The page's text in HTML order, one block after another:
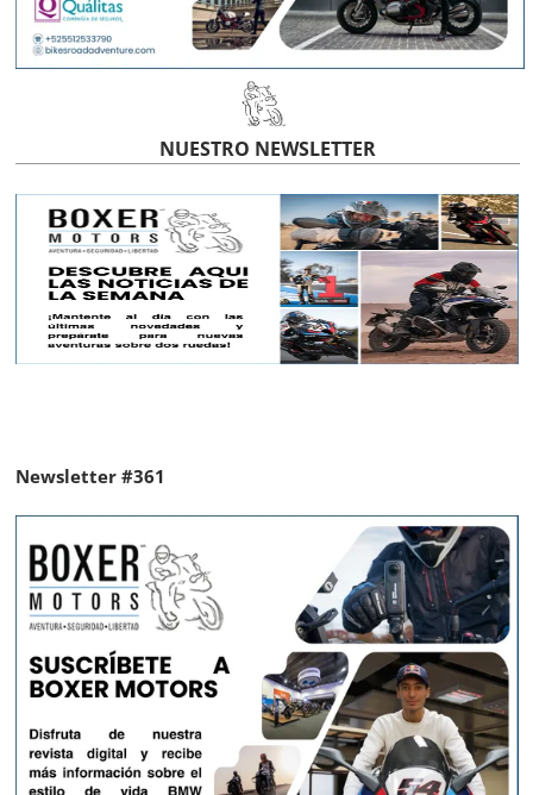
NUESTRO NEWSLETTER
Newsletter #361